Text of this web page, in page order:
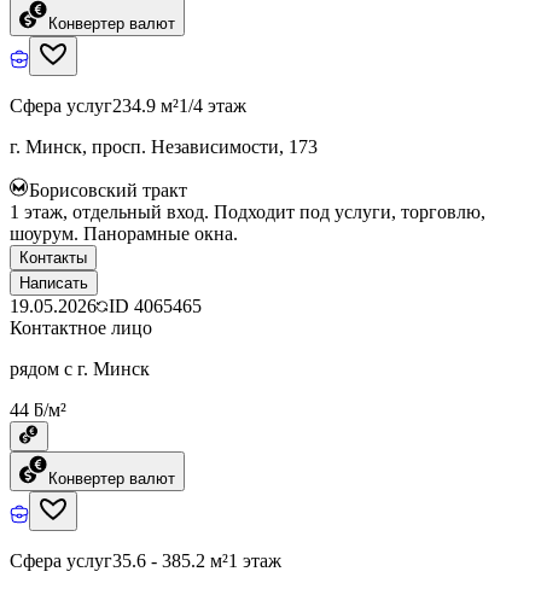
Конвертер валют
Сфера услуг234.9 м²1/4 этаж
г. Минск, просп. Независимости, 173
Борисовский тракт
1 этаж, отдельный вход. Подходит под услуги, торговлю,
шоурум. Панорамные окна.
Контакты
Написать
19.05.2026 ID 4065465
Контактное лицо
рядом с г. Минск
44 ƃ/м²
Конвертер валют
Сфера услуг35.6 - 385.2 м²1 этаж